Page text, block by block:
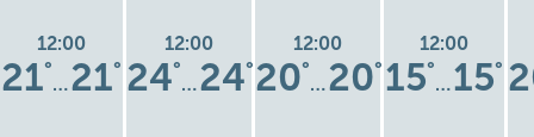
12:00
21°
…21°
12:00
24°
…24°
12:00
20°
…20°
12:00
15°
…15°